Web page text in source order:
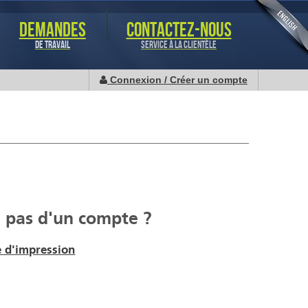
DEMANDES
DE TRAVAIL
CONTACTEZ-NOUS
SERVICE À LA CLIENTÈLE
Connexion / Créer un compte
d'un compte ?
d'impression